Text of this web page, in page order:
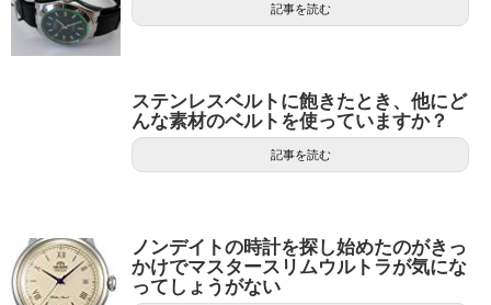
記事を読む
ステンレスベルトに飽きたとき、他にど
んな素材のベルトを使っていますか？
記事を読む
ノンデイトの時計を探し始めたのがきっ
かけでマスタースリムウルトラが気にな
ってしょうがない